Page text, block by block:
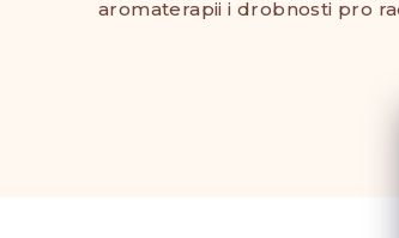
aromaterapii i drobnosti pro